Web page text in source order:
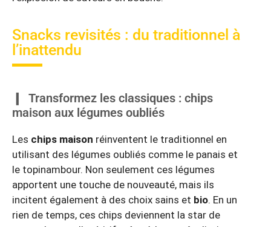
Snacks revisités : du traditionnel à
l’inattendu
Transformez les classiques : chips
maison aux légumes oubliés
Les chips maison réinventent le traditionnel en
utilisant des légumes oubliés comme le panais et
le topinambour. Non seulement ces légumes
apportent une touche de nouveauté, mais ils
incitent également à des choix sains et bio. En un
rien de temps, ces chips deviennent la star de